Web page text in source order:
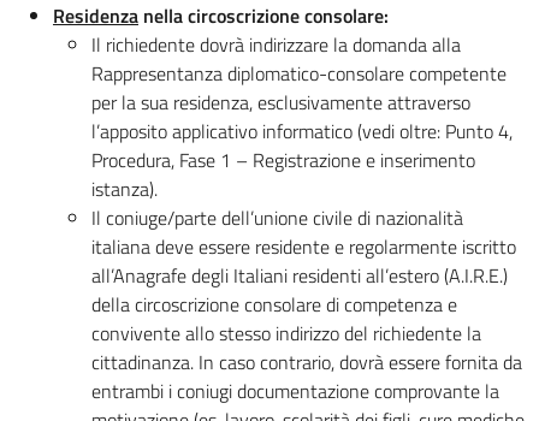
Residenza nella circoscrizione consolare:
Il richiedente dovrà indirizzare la domanda alla
Rappresentanza diplomatico-consolare competente
per la sua residenza, esclusivamente attraverso
l’apposito applicativo informatico (vedi oltre: Punto 4,
Procedura, Fase 1 – Registrazione e inserimento
istanza).
Il coniuge/parte dell’unione civile di nazionalità
italiana deve essere residente e regolarmente iscritto
all’Anagrafe degli Italiani residenti all’estero (A.I.R.E.)
della circoscrizione consolare di competenza e
convivente allo stesso indirizzo del richiedente la
cittadinanza. In caso contrario, dovrà essere fornita da
entrambi i coniugi documentazione comprovante la